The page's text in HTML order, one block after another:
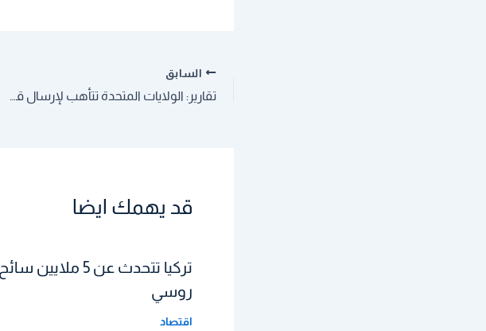
السابق
تقارير: الولايات المتحدة تتأهب لإرسال قوات برية إلى سوريا
قد يهمك ايضا
تركيا تتحدث عن 5 ملايين سائح
روسي
اقتصاد